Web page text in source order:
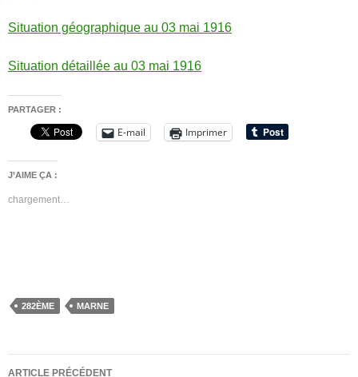
Situation géographique au 03 mai 1916
Situation détaillée au 03 mai 1916
PARTAGER :
E-mail Imprimer
J’AIME ÇA :
chargement…
282ÈME MARNE
Navigation
ARTICLE PRÉCÉDENT